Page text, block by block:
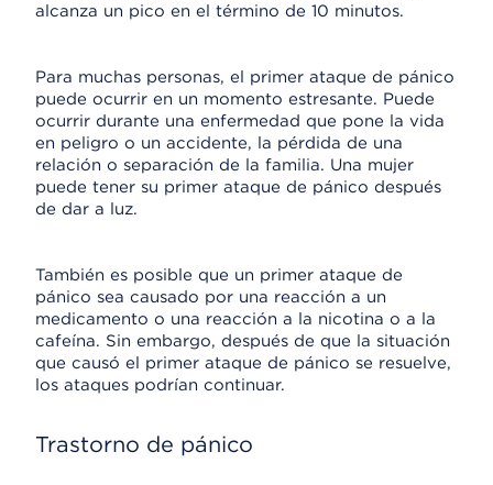
alcanza un pico en el término de 10 minutos.
Para muchas personas, el primer ataque de pánico
puede ocurrir en un momento estresante. Puede
ocurrir durante una enfermedad que pone la vida
en peligro o un accidente, la pérdida de una
relación o separación de la familia. Una mujer
puede tener su primer ataque de pánico después
de dar a luz.
También es posible que un primer ataque de
pánico sea causado por una reacción a un
medicamento o una reacción a la nicotina o a la
cafeína. Sin embargo, después de que la situación
que causó el primer ataque de pánico se resuelve,
los ataques podrían continuar.
Trastorno de pánico